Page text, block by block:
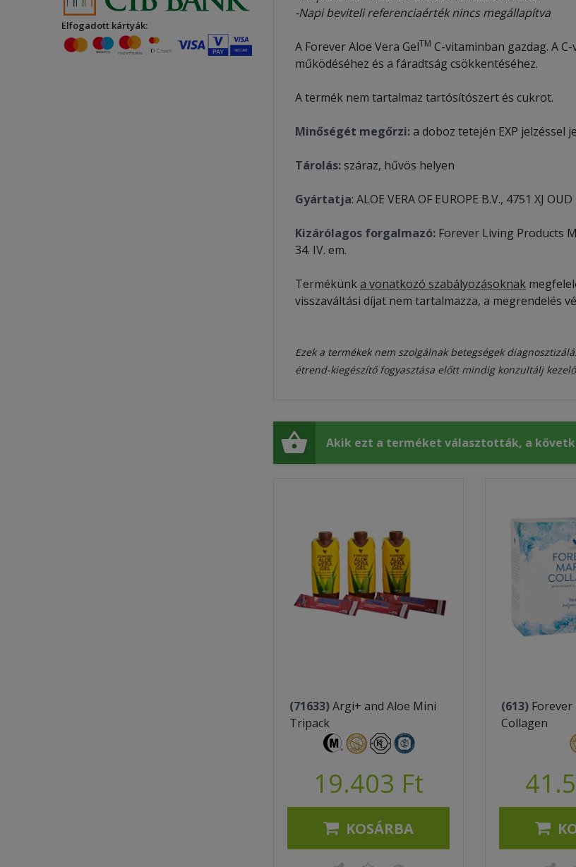
Elfogadott kártyák:
-Napi beviteli referenciaérték nincs megállapítva
A Forever Aloe Vera GelTM C-vitaminban gazdag. A
működéséhez és a fáradtság csökkentéséhez.
A termék nem tartalmaz tartósítószert és cukrot.
Minőségét megőrzi:a doboz tetején EXP jelzéssel
Tárolás:száraz, hűvös helyen
Gyártatja: ALOE VERA OF EUROPE B.V., 4751 XJ
Kizárólagos forgalmazó: Forever Living Products
34. IV. em.
Termékünka vonatkozó szabályozásoknak
visszaváltási díjat nem tartalmazza, a megrendelés
Ezek a termékek nem szolgálnak betegségek
étrend-kiegészítő fogyasztása előtt mindig konzultálj
Akik ezt a terméket választották, a
(71633)Argi+ and Aloe Mini
Tripack
19.403 Ft
KOSÁRBA
(613)
Collagen